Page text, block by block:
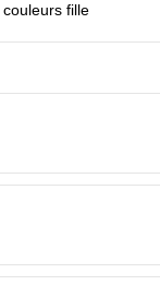
couleurs fille